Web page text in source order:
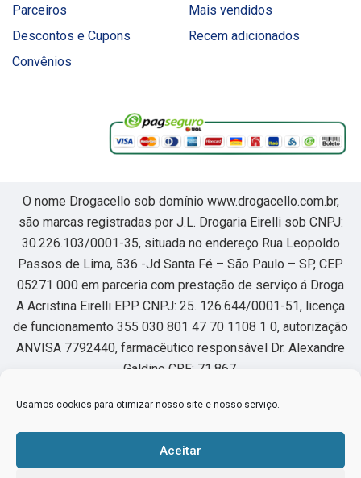
Usamos cookies para otimizar nosso site e nosso serviço.
Aceitar
Parceiros
Mais vendidos
Descontos e Cupons
Recem adicionados
Convênios
O nome Drogacello sob domínio www.drogacello.com.br,
são marcas registradas por J.L. Drogaria Eirelli sob CNPJ:
30.226.103/0001-35, situada no endereço Rua Leopoldo
Passos de Lima, 536 -Jd Santa Fé – São Paulo – SP, CEP
05271 000 em parceria com prestação de serviço á Droga
A Acristina Eirelli EPP CNPJ: 25. 126.644/0001-51, licença
de funcionamento 355 030 801 47 70 1108 1 0, autorização
ANVISA 7792440, farmacêutico responsável Dr. Alexandre
Galdino CRF: 71.867.
Horário de funcionamento segunda à sexta das 8:00 as
22hs, sábado das 8:00 as 18hs.
Os medicamentos sob prescrição médica só serão